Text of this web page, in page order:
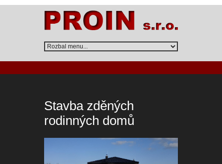
Stavba zděných
rodinných domů